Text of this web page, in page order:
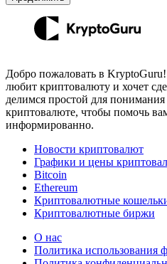
Добро пожаловать в
любит криптовалюту и хочет
делимся простой для
криптовалюте, чтобы помочь
информированно.
Новости криптовалют
Графики и цены
Bitcoin
Ethereum
Криптовалютные
Криптовалютные биржи
О нас
Политика использования